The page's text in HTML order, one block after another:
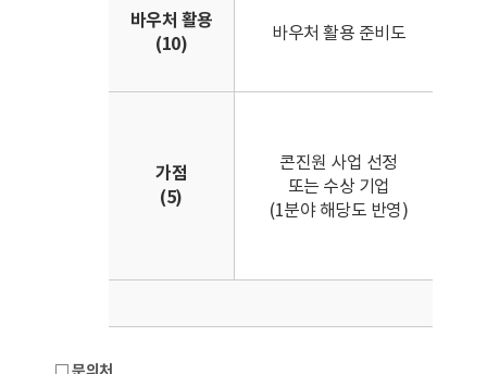
바우처 활용
(10)
바우처 활용 준비도
가점
(5)
콘진원 사업 선정
또는 수상 기업
(1분야 해당도 반영)